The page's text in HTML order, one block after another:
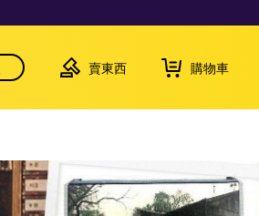
賣東西 購物車